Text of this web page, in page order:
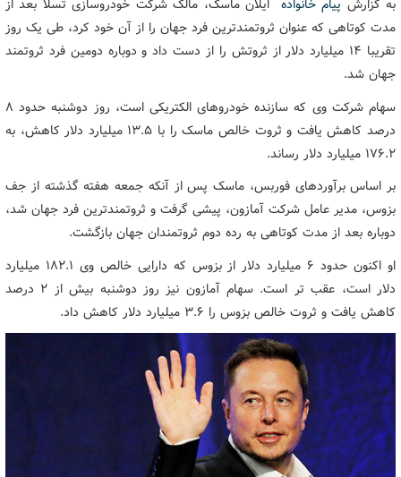
به گزارش پیام خانواده ایلان ماسک، مالک شرکت خودروسازی تسلا بعد از
مدت کوتاهی که عنوان ثروتمندترین فرد جهان را از آن خود کرد، طی یک روز
تقریبا 14 میلیارد دلار از ثروتش را از دست داد و دوباره دومین فرد ثروتمند
جهان شد.
سهام شرکت وی که سازنده خودروهای الکتریکی است، روز دوشنبه حدود 8
درصد کاهش یافت و ثروت خالص ماسک را با 13.5 میلیارد دلار کاهش، به
176.2 میلیارد دلار رساند.
بر اساس برآوردهای فوربس، ماسک پس از آنکه جمعه هفته گذشته از جف
بزوس، مدیر عامل شرکت آمازون، پیشی گرفت و ثروتمندترین فرد جهان شد،
دوباره بعد از مدت کوتاهی به رده دوم ثروتمندان جهان بازگشت.
او اکنون حدود 6 میلیارد دلار از بزوس که دارایی خالص وی 182.1 میلیارد
دلار است، عقب تر است. سهام آمازون نیز روز دوشنبه بیش از 2 درصد
کاهش یافت و ثروت خالص بزوس را 3.6 میلیارد دلار کاهش داد.